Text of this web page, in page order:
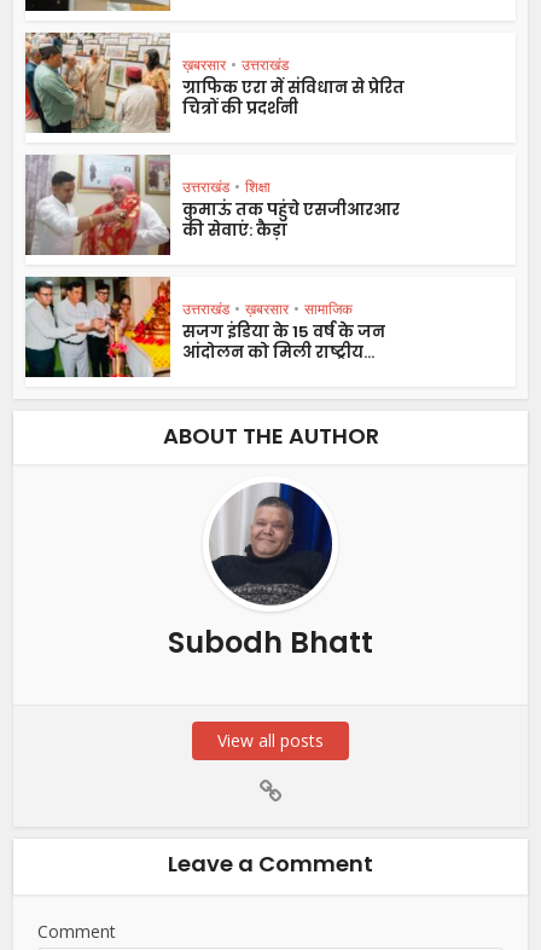
ख़बरसार • उत्तराखंड
ग्राफिक एरा में संविधान से प्रेरित
चित्रों की प्रदर्शनी
उत्तराखंड • शिक्षा
कुमाऊं तक पहुंचे एसजीआरआर
की सेवाएं: कैड़ा
उत्तराखंड • ख़बरसार • सामाजिक
सजग इंडिया के 15 वर्ष के जन
आंदोलन को मिली राष्ट्रीय...
ABOUT THE AUTHOR
Subodh Bhatt
View all posts
Leave a Comment
Comment